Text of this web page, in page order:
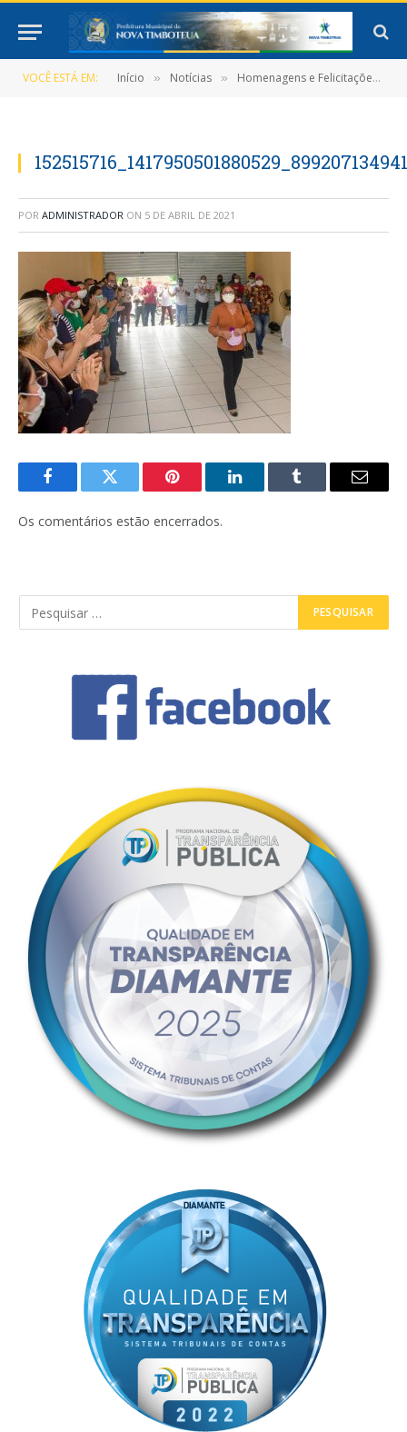
VOCÊ ESTÁ EM: Início » Notícias » Homenagens e Felicitações para a Mais Querida
POR ADMINISTRADOR ON 5 DE ABRIL DE 2021
FacebookTwitter Pinterest LinkedInTumblr
E-
Os comentários estão encerrados.